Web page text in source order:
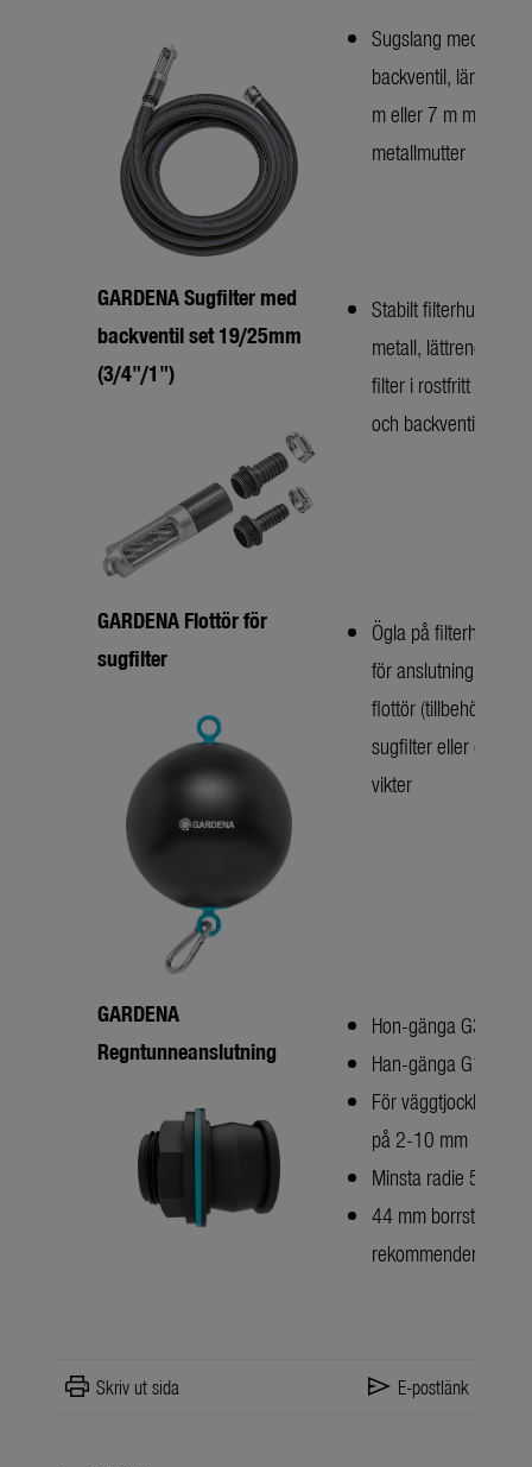
Sugslang med
backventil, längd 4
m eller 7 m med
metallmutter
GARDENA Sugfilter med
backventil set 19/25mm
(3/4"/1")
Stabilt filterhus i
metall, lättrengjort
filter i rostfritt stål
och backventil
GARDENA Flottör för
sugfilter
Ögla på filterhuset
för anslutning av
flottör (tillbehör) för
sugfilter eller extra
vikter
GARDENA
Regntunneanslutning
Hon-gänga G3/4”
Han-gänga G1”
För väggtjocklekar
på 2-10 mm
Minsta radie 50 cm
44 mm borrstorlek
rekommenderas
print Skriv ut sida send E-postlänk